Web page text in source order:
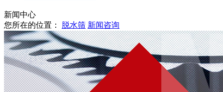
新闻中心
您所在的位置：
脱水筛 新闻咨询